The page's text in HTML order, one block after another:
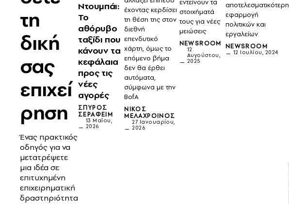
τη
δική
σας
επιχεί
ρηση
Ένας πρακτικός
οδηγός για να
μετατρέψετε
μια ιδέα σε
επιτυχημένη
επιχειρηματική
δραστηριότητα
Ντουμπάι:
Το
αθόρυβο
ταξίδι που
κάνουν τα
κεφάλαια
προς τις
νέες
αγορές
ΣΠΎΡΟΣ
ΣΕΡΑΦΕΊΜ
13 Μαΐου,
2026
έχοντας κερδίσει
τη θέση της στον
διεθνή
επενδυτικό
χάρτη, όμως το
επόμενο βήμα
δεν θα έρθει
αυτόματα,
σύμφωνα με την
BofA
ΝΊΚΟΣ
ΜΕΛΑΧΡΟΙΝΌΣ
27 Ιανουαρίου,
2026
εντείνουν τα
στοιχήματά
τους για νέες
μειώσεις
NEWSROOM
12
Αυγούστου,
2025
αποτελεσματικότερη
εφαρμογή
πολιτικών και
εργαλείων
NEWSROOM
12 Ιουλίου, 2024